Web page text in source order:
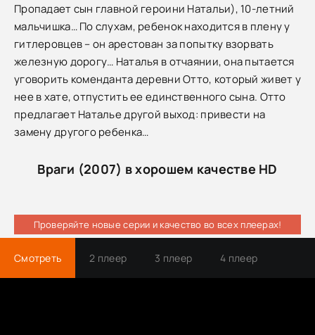
Пропадает сын главной героини Натальи), 10-летний
мальчишка… По слухам, ребенок находится в плену у
гитлеровцев – он арестован за попытку взорвать
железную дорогу… Наталья в отчаянии, она пытается
уговорить коменданта деревни Отто, который живет у
нее в хате, отпустить ее единственного сына. Отто
предлагает Наталье другой выход: привести на
замену другого ребенка…
Враги (2007) в хорошем качестве HD
Проверяйте новые серии и качество во всех плеерах!
Смотреть 2 плеер 3 плеер 4 плеер